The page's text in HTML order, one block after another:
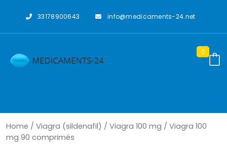
33178900643 info@medicaments-24.net
0
Home / Viagra (sildenafil) / Viagra 100 mg / Viagra 100
mg 90 comprimés